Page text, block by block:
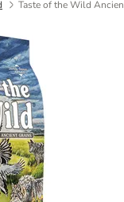
Taste of the Wild